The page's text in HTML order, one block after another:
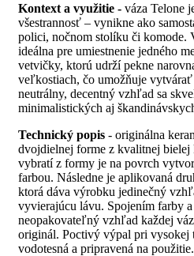
Kontext a využitie - váza Telone
všestrannosť – vynikne ako
polici, nočnom stolíku či komode.
ideálna pre umiestnenie jedného
vetvičky, ktorú udrží pekne
veľkostiach, čo umožňuje
neutrálny, decentný vzhľad sa
minimalistických aj
Technický popis - originálna
dvojdielnej forme z kvalitnej
vybratí z formy je na povrch
farbou. Následne je aplikovaná
ktorá dáva výrobku jedinečný
vyvierajúcu lávu. Spojením farby
neopakovateľný vzhľad každej
originál. Poctivý výpal pri vysokej
vodotesná a pripravená na použitie.